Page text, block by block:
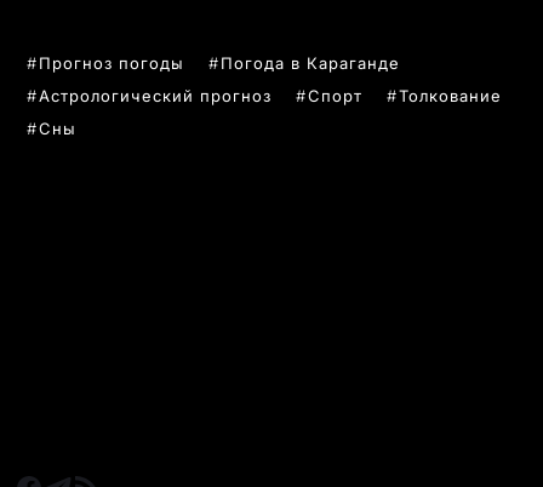
Прогноз погоды
Погода в Караганде
Астрологический прогноз
Спорт
Толкование
Сны